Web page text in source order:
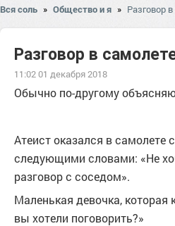
Вся соль » Общество и я » Разговор
Разговор в
11:02 01 декабря 2018
Обычно по-другому
Атеист оказался в самолете
следующими словами: «Не
разговор с соседом».
Маленькая девочка, которая
вы хотели поговорить?»